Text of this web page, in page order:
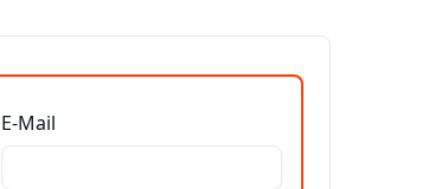
E-Mail